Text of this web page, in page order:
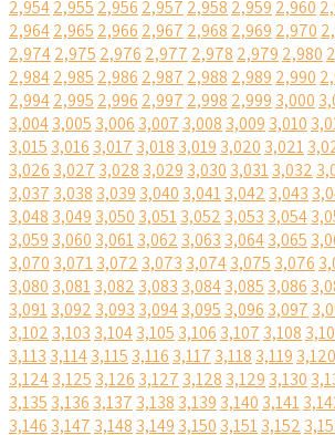
2,9542,955 2,956 2,957 2,958 2,959 2,960
2,9642,965 2,966 2,967 2,968 2,969 2,970
2,9742,975 2,976 2,977 2,978 2,979 2,980
2,9842,985 2,986 2,987 2,988 2,989 2,990
2,9942,995 2,996 2,997 2,998 2,999 3,000
3,0043,005 3,006 3,007 3,008 3,009 3,010
3,015 3,016 3,017 3,018 3,019 3,020 3,021
3,026 3,027 3,028 3,029 3,030 3,0313,032
3,037 3,038 3,039 3,040 3,0413,042 3,043
3,048 3,049 3,050 3,0513,052 3,053 3,054
3,059 3,060 3,0613,062 3,063 3,0643,065
3,070 3,0713,072 3,073 3,0743,075 3,076
3,080 3,0813,082 3,083 3,0843,085 3,086
3,0913,092 3,093 3,0943,095 3,096 3,097
3,102 3,103 3,1043,105 3,106 3,107 3,108
3,113 3,1143,115 3,116 3,117 3,118 3,119 3,120
3,1243,125 3,126 3,127 3,128 3,129 3,130
3,135 3,136 3,137 3,138 3,139 3,140 3,141
3,146 3,147 3,148 3,149 3,150 3,1513,152